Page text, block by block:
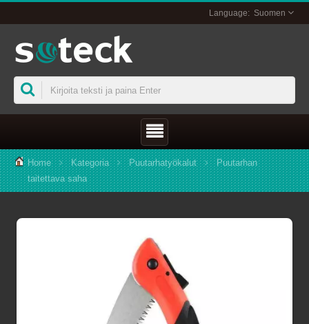
Suomen
Home Kategoria Puutarhatyökalut
Puutarhan
taitettava saha